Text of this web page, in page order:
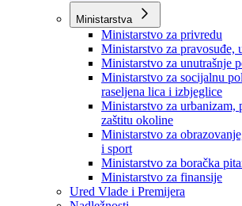
Vlada BPK Goražde
Premijer
Članovi Vlade
Ministarstva
Ministarstvo za privredu
Ministarstvo za pravosuđe,
Ministarstvo za unutrašnje
Ministarstvo za socijalnu
raseljena lica i izbjeglice
Ministarstvo za urbanizam,
zaštitu okoline
Ministarstvo za
i sport